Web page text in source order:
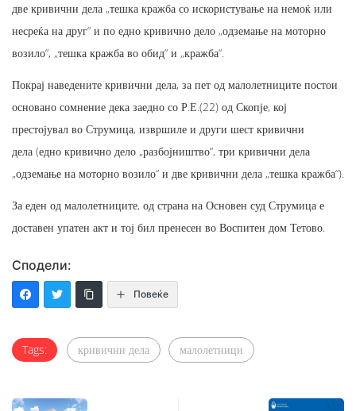
две кривични дела „тешка кражба со искористување на немоќ или
несреќа на друг“ и по едно кривично дело „одземање на моторно
возило“, „тешка кражба во обид“ и „кражба“.
Покрај наведените кривични дела, за пет од малолетниците постои
основано сомнение дека заедно со Р.Е.(22) од Скопје, кој
престојувал во Струмица, извршиле и други шест кривични
дела (едно кривично дело „разбојништво“, три кривични дела
„одземање на моторно возило“ и две кривични дела „тешка кражба“).
За еден од малолетниците, од страна на Основен суд Струмица е
доставен упатен акт и тој бил пренесен во Воспитен дом Тетово.
Сподели:
Повеќе
Tags: кривични дела малолетници